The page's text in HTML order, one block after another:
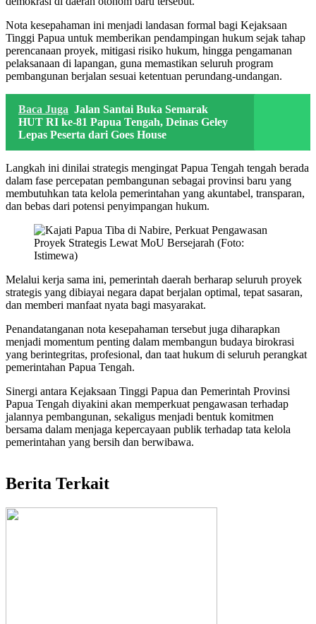
Nota kesepahaman ini menjadi landasan formal bagi Kejaksaan
Tinggi Papua untuk memberikan pendampingan hukum sejak tahap
perencanaan proyek, mitigasi risiko hukum, hingga pengamanan
pelaksanaan di lapangan, guna memastikan seluruh program
pembangunan berjalan sesuai ketentuan perundang-undangan.
Baca Juga Jalan Santai Buka Semarak
HUT RI ke-81 Papua Tengah, Deinas Geley
Lepas Peserta dari Goes House
Langkah ini dinilai strategis mengingat Papua Tengah tengah berada
dalam fase percepatan pembangunan sebagai provinsi baru yang
membutuhkan tata kelola pemerintahan yang akuntabel, transparan,
dan bebas dari potensi penyimpangan hukum.
Melalui kerja sama ini, pemerintah daerah berharap seluruh proyek
strategis yang dibiayai negara dapat berjalan optimal, tepat sasaran,
dan memberi manfaat nyata bagi masyarakat.
Penandatanganan nota kesepahaman tersebut juga diharapkan
menjadi momentum penting dalam membangun budaya birokrasi
yang berintegritas, profesional, dan taat hukum di seluruh perangkat
pemerintahan Papua Tengah.
Sinergi antara Kejaksaan Tinggi Papua dan Pemerintah Provinsi
Papua Tengah diyakini akan memperkuat pengawasan terhadap
jalannya pembangunan, sekaligus menjadi bentuk komitmen
bersama dalam menjaga kepercayaan publik terhadap tata kelola
pemerintahan yang bersih dan berwibawa.
Berita Terkait